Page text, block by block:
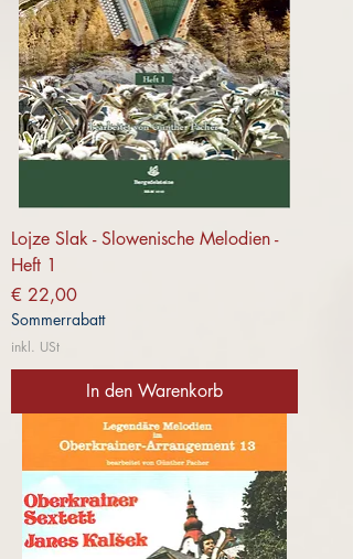
Lojze Slak - Slowenische Melodien -
Heft 1
Preis
€ 22,00
Sommerrabatt
inkl. USt
In den Warenkorb